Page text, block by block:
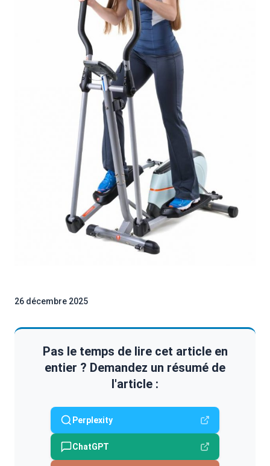
26 décembre 2025
Pas le temps de lire cet article en
entier ? Demandez un résumé de
l'article :
Perplexity
ChatGPT